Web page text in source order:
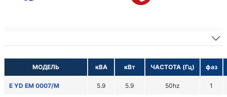
МОДЕЛЬ кВА кВт ЧАСТОТА (Гц) фаз
E YD EM 0007/M 5.9 5.9 50hz 1